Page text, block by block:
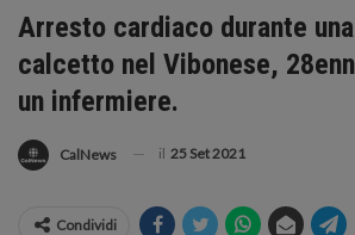
Arresto cardiaco durante
calcetto nel Vibonese,
un infermiere.
CalNews il 25 Set 2021
Condividi